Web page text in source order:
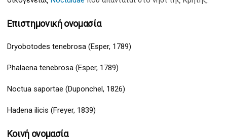
Επιστημονική ονομασία
Dryobotodes tenebrosa (Esper, 1789)
Phalaena tenebrosa (Esper, 1789)
Noctua saportae (Duponchel, 1826)
Hadena ilicis (Freyer, 1839)
Κοινή ονομασία